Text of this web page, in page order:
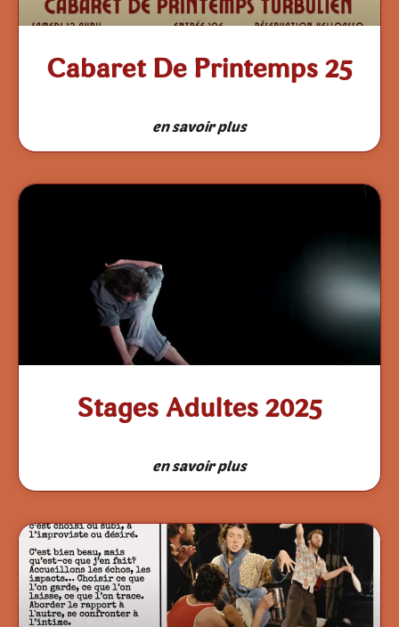
Cabaret De Printemps 25
en savoir plus
Stages Adultes 2025
en savoir plus